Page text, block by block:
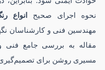
نحوه اجرای صحیح انواع
مهندسین فنی و کارشناسان
مقاله به بررسی جامع فنی
مسیری روشن برای